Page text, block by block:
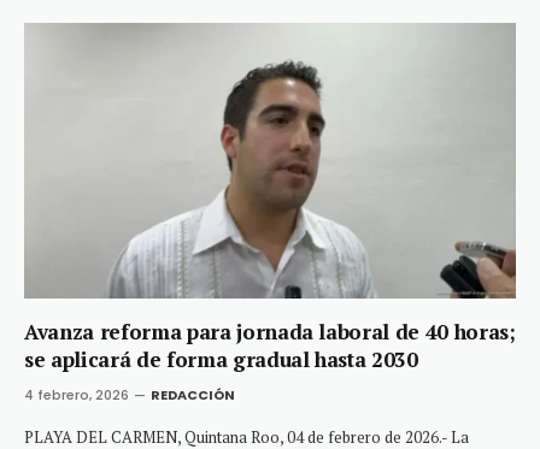
Avanza reforma para jornada laboral de 40 horas;
se aplicará de forma gradual hasta 2030
4 febrero, 2026 REDACCIÓN
PLAYA DEL CARMEN, Quintana Roo, 04 de febrero de 2026.- La